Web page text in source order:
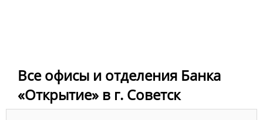
Все офисы и отделения Банка
«Открытие» в г. Советск